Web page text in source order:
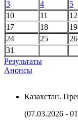
3
4 5
10
11 12
17
18 19
24
25 26
31
Результаты
Анонсы
Казахстан.
(07.03.2026 -